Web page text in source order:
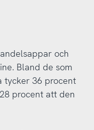
och
Bland de som
tycker 36 procent
procent att den